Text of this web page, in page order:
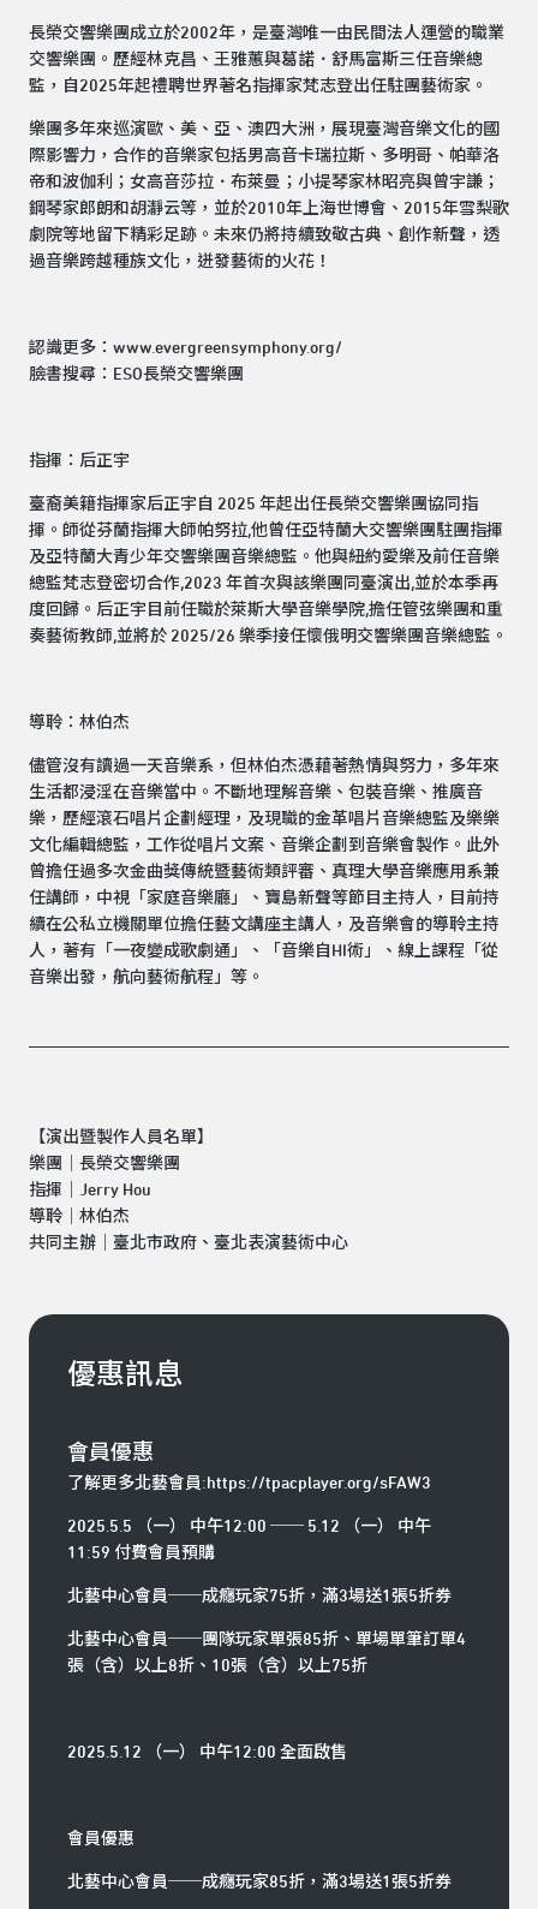
長榮交響樂團成立於2002年，是臺灣唯一由民間法人運營的職業
交響樂團。歷經林克昌、王雅蕙與葛諾．舒馬富斯三任音樂總
監，自2025年起禮聘世界著名指揮家梵志登出任駐團藝術家。
樂團多年來巡演歐、美、亞、澳四大洲，展現臺灣音樂文化的國
際影響力，合作的音樂家包括男高音卡瑞拉斯、多明哥、帕華洛
帝和波伽利；女高音莎拉．布萊曼；小提琴家林昭亮與曾宇謙；
鋼琴家郎朗和胡瀞云等，並於2010年上海世博會、2015年雪梨歌
劇院等地留下精彩足跡。未來仍將持續致敬古典、創作新聲，透
過音樂跨越種族文化，迸發藝術的火花！
認識更多： www.evergreensymphony.org/
臉書搜尋： ESO長榮交響樂團
指揮：后正宇
臺裔美籍指揮家后正宇自 2025 年起出任長榮交響樂團協同指
揮。師從芬蘭指揮大師帕努拉,他曾任亞特蘭大交響樂團駐團指揮
及亞特蘭大青少年交響樂團音樂總監。他與紐約愛樂及前任音樂
總監梵志登密切合作,2023 年首次與該樂團同臺演出,並於本季再
度回歸。后正宇目前任職於萊斯大學音樂學院,擔任管弦樂團和重
奏藝術教師,並將於 2025/26 樂季接任懷俄明交響樂團音樂總監。
導聆：林伯杰
儘管沒有讀過一天音樂系，但林伯杰憑藉著熱情與努力，多年來
生活都浸淫在音樂當中。不斷地理解音樂、包裝音樂、推廣音
樂，歷經滾石唱片企劃經理，及現職的金革唱片音樂總監及樂樂
文化編輯總監，工作從唱片文案、音樂企劃到音樂會製作。此外
曾擔任過多次金曲獎傳統暨藝術類評審、真理大學音樂應用系兼
任講師，中視「家庭音樂廳」、寶島新聲等節目主持人，目前持
續在公私立機關單位擔任藝文講座主講人，及音樂會的導聆主持
人，著有「一夜變成歌劇通」、「音樂自HI術」、線上課程「從
音樂出發，航向藝術航程」等。
【演出暨製作人員名單】
樂團│長榮交響樂團
指揮│Jerry Hou
導聆│林伯杰
共同主辦│臺北市政府、臺北表演藝術中心
優惠訊息
會員優惠
了解更多北藝會員:https://tpacplayer.org/sFAW3
2025.5.5 （一） 中午12:00 ── 5.12 （一） 中午
11:59 付費會員預購
北藝中心會員──成癮玩家75折，滿3場送1張5折券
北藝中心會員──團隊玩家單張85折、單場單筆訂單4
張（含）以上8折、10張（含）以上75折
2025.5.12 （一） 中午12:00 全面啟售
會員優惠
北藝中心會員──成癮玩家85折，滿3場送1張5折券